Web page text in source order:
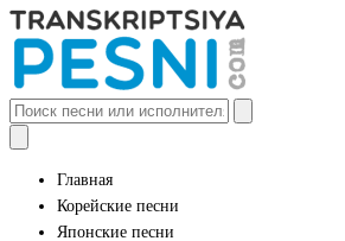
Главная
Корейские песни
Японские песни